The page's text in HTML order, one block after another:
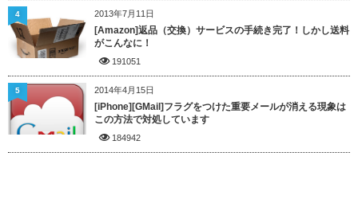
2013年7月11日
[Amazon]返品（交換）サービスの手続き完了！しかし送料
がこんなに！
191051
4
2014年4月15日
[iPhone][GMail]フラグをつけた重要メールが消える現象は
この方法で対処しています
184942
5